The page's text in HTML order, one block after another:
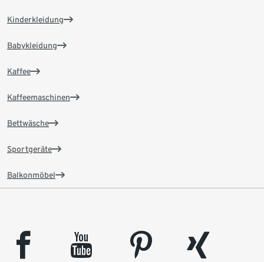
Kinderkleidung
Babykleidung
Kaffee
Kaffeemaschinen
Bettwäsche
Sportgeräte
Balkonmöbel
facebook youtube pinterest
xing